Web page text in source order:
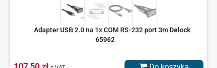
Adapter USB 2.0 na 1x COM RS-232 port 3m Delock
65962